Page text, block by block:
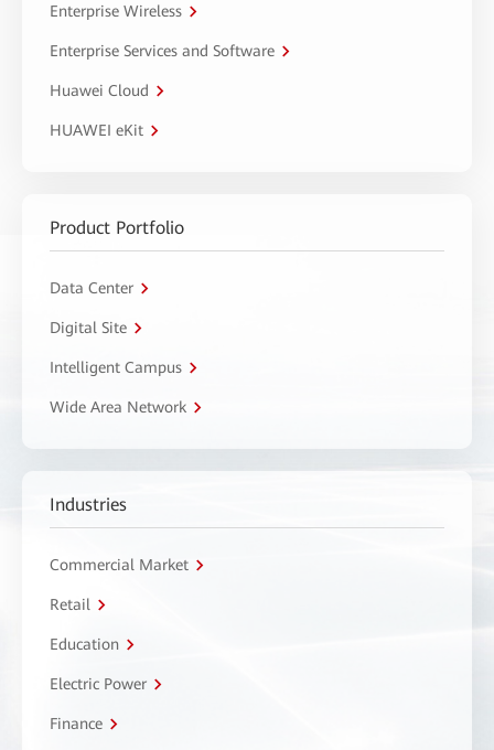
Enterprise Wireless
Enterprise Services and Software
Huawei Cloud
HUAWEI eKit
Product Portfolio
Data Center
Digital Site
Intelligent Campus
Wide Area Network
Industries
Commercial Market
Retail
Education
Electric Power
Finance